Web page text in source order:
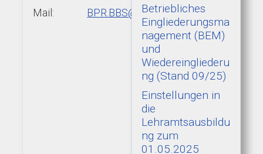
Mail:
BPR.BBS@add.rlp.de
Betriebliches
Eingliederungsma
nagement (BEM)
und
Wiedereingliederu
ng (Stand 09/25)
Einstellungen in
die
Lehramtsausbildu
ng zum
01.05.2025